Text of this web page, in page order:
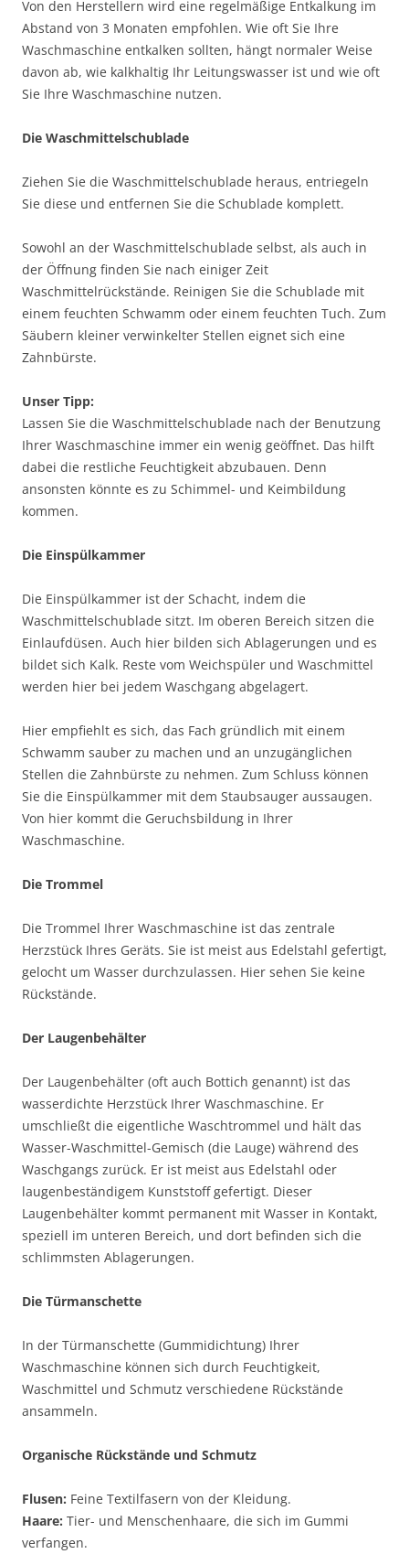
Von den Herstellern wird eine regelmäßige Entkalkung im
Abstand von 3 Monaten empfohlen. Wie oft Sie Ihre
Waschmaschine entkalken sollten, hängt normaler Weise
davon ab, wie kalkhaltig Ihr Leitungswasser ist und wie oft
Sie Ihre Waschmaschine nutzen.
Die Waschmittelschublade
Ziehen Sie die Waschmittelschublade heraus, entriegeln
Sie diese und entfernen Sie die Schublade komplett.
Sowohl an der Waschmittelschublade selbst, als auch in
der Öffnung finden Sie nach einiger Zeit
Waschmittelrückstände. Reinigen Sie die Schublade mit
einem feuchten Schwamm oder einem feuchten Tuch. Zum
Säubern kleiner verwinkelter Stellen eignet sich eine
Zahnbürste.
Unser Tipp:
Lassen Sie die Waschmittelschublade nach der Benutzung
Ihrer Waschmaschine immer ein wenig geöffnet. Das hilft
dabei die restliche Feuchtigkeit abzubauen. Denn
ansonsten könnte es zu Schimmel- und Keimbildung
kommen.
Die Einspülkammer
Die Einspülkammer ist der Schacht, indem die
Waschmittelschublade sitzt. Im oberen Bereich sitzen die
Einlaufdüsen. Auch hier bilden sich Ablagerungen und es
bildet sich Kalk. Reste vom Weichspüler und Waschmittel
werden hier bei jedem Waschgang abgelagert.
Hier empfiehlt es sich, das Fach gründlich mit einem
Schwamm sauber zu machen und an unzugänglichen
Stellen die Zahnbürste zu nehmen. Zum Schluss können
Sie die Einspülkammer mit dem Staubsauger aussaugen.
Von hier kommt die Geruchsbildung in Ihrer
Waschmaschine.
Die Trommel
Die Trommel Ihrer Waschmaschine ist das zentrale
Herzstück Ihres Geräts. Sie ist meist aus Edelstahl gefertigt,
gelocht um Wasser durchzulassen. Hier sehen Sie keine
Rückstände.
Der Laugenbehälter
Der Laugenbehälter (oft auch Bottich genannt) ist das
wasserdichte Herzstück Ihrer Waschmaschine. Er
umschließt die eigentliche Waschtrommel und hält das
Wasser-Waschmittel-Gemisch (die Lauge) während des
Waschgangs zurück. Er ist meist aus Edelstahl oder
laugenbeständigem Kunststoff gefertigt. Dieser
Laugenbehälter kommt permanent mit Wasser in Kontakt,
speziell im unteren Bereich, und dort befinden sich die
schlimmsten Ablagerungen.
Die Türmanschette
In der Türmanschette (Gummidichtung) Ihrer
Waschmaschine können sich durch Feuchtigkeit,
Waschmittel und Schmutz verschiedene Rückstände
ansammeln.
Organische Rückstände und Schmutz
Flusen: Feine Textilfasern von der Kleidung.
Haare: Tier- und Menschenhaare, die sich im Gummi
verfangen.